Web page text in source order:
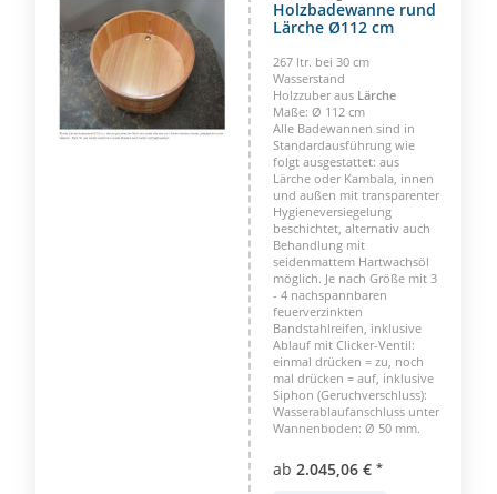
Holzbadewanne rund
Lärche Ø112 cm
267 ltr. bei 30 cm
Wasserstand
Holzzuber aus Lärche
Maße: Ø 112 cm
Alle Badewannen sind in
Standardausführung wie
folgt ausgestattet: aus
Lärche oder Kambala, innen
und außen mit transparenter
Hygieneversiegelung
beschichtet, alternativ auch
Behandlung mit
seidenmattem Hartwachsöl
möglich. Je nach Größe mit 3
- 4 nachspannbaren
feuerverzinkten
Bandstahlreifen, inklusive
Ablauf mit Clicker-Ventil:
einmal drücken = zu, noch
mal drücken = auf, inklusive
Siphon (Geruchverschluss):
Wasserablaufanschluss unter
Wannenboden: Ø 50 mm.
ab 2.045,06 € *